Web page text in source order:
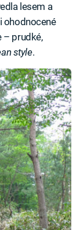
lesem a
ohodnocené
– prudké,
style.